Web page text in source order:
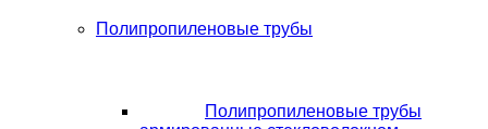
Полипропиленовые трубы
Полипропиленовые трубы